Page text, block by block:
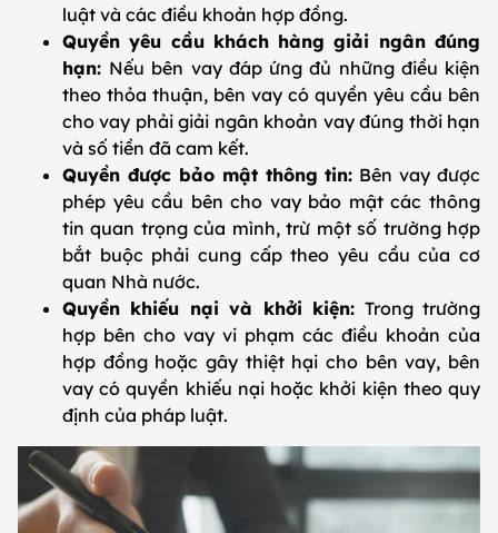
luật và các điều khoản hợp đồng.
Quyền yêu cầu khách hàng giải ngân đúng
hạn: Nếu bên vay đáp ứng đủ những điều kiện
theo thỏa thuận, bên vay có quyền yêu cầu bên
cho vay phải giải ngân khoản vay đúng thời hạn
và số tiền đã cam kết.
Quyền được bảo mật thông tin: Bên vay được
phép yêu cầu bên cho vay bảo mật các thông
tin quan trọng của mình, trừ một số trường hợp
bắt buộc phải cung cấp theo yêu cầu của cơ
quan Nhà nước.
Quyền khiếu nại và khởi kiện: Trong trường
hợp bên cho vay vi phạm các điều khoản của
hợp đồng hoặc gây thiệt hại cho bên vay, bên
vay có quyền khiếu nại hoặc khởi kiện theo quy
định của pháp luật.